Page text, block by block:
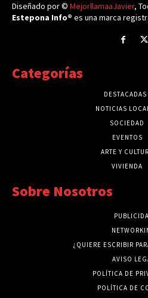
Diseñado por © MejorllamaaJavier,
Estepona Info® es una marca
Categorías
DESTACADAS
NOTICIAS
SOCIEDAD
EVENTOS
ARTE Y
VIVIENDA
Sobre Nosotros
¿QUIERE ESCRIBIR
AVISO
POLÍTICA DE
POLÍTICA DE